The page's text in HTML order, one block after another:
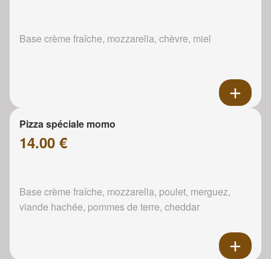
Base crème fraîche, mozzarella, chèvre, miel
Pizza spéciale momo
14.00 €
Base crème fraîche, mozzarella, poulet, merguez,
viande hachée, pommes de terre, cheddar